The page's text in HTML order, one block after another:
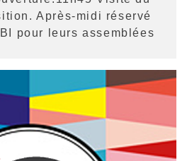
Après-midi réservé
pour leurs assemblées